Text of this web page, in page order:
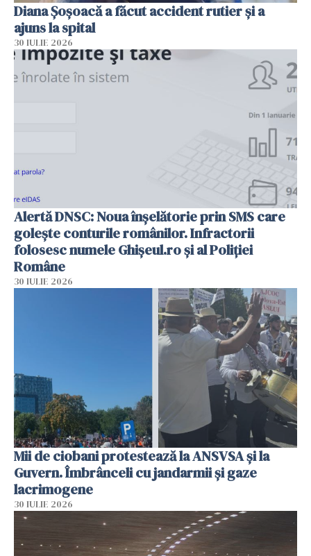
Diana Șoșoacă a făcut accident rutier și a
ajuns la spital
30 IULIE 2026
Alertă DNSC: Noua înșelătorie prin SMS care
golește conturile românilor. Infractorii
folosesc numele Ghișeul.ro și al Poliției
Române
30 IULIE 2026
Mii de ciobani protestează la ANSVSA și la
Guvern. Îmbrânceli cu jandarmii și gaze
lacrimogene
30 IULIE 2026